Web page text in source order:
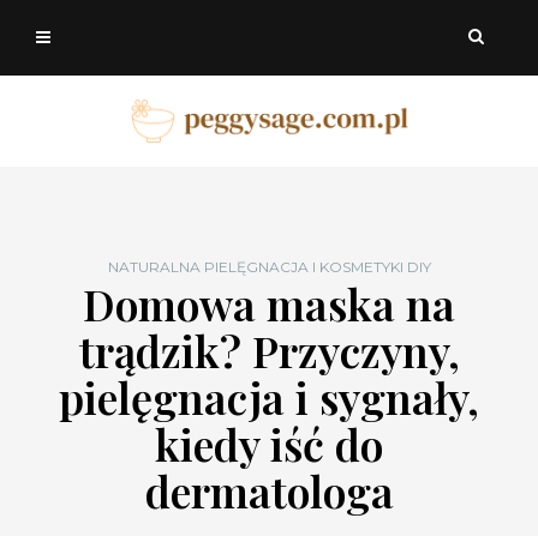
NATURALNA PIELĘGNACJA I KOSMETYKI DIY
Domowa maska na
trądzik? Przyczyny,
pielęgnacja i sygnały,
kiedy iść do
dermatologa